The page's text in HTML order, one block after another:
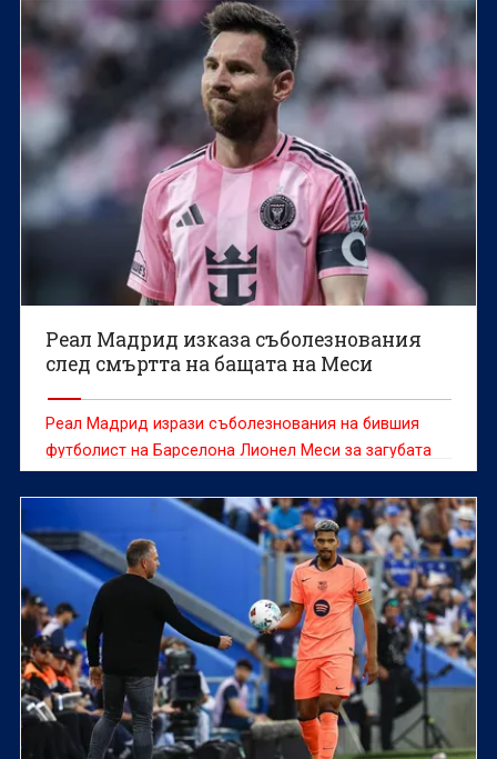
Реал Мадрид изказа съболезнования
след смъртта на бащата на Меси
Реал Мадрид изрази съболезнования на бившия
футболист на Барселона Лионел Меси за загубата
на баща му